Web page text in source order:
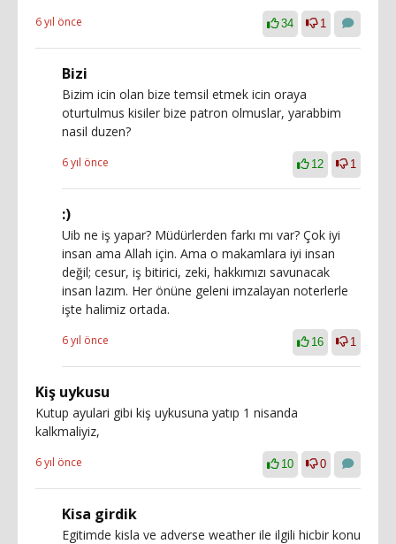
6 yıl önce 34 1
Bizi
Bizim icin olan bize temsil etmek icin oraya
oturtulmus kisiler bize patron olmuslar, yarabbim
nasil duzen?
6 yıl önce 12 1
:)
Uib ne iş yapar? Müdürlerden farkı mı var? Çok iyi
insan ama Allah için. Ama o makamlara iyi insan
değil; cesur, iş bitirici, zeki, hakkımızı savunacak
insan lazım. Her önüne geleni imzalayan noterlerle
işte halimiz ortada.
6 yıl önce 16 1
Kiş uykusu
Kutup ayulari gibi kiş uykusuna yatıp 1 nisanda
kalkmaliyiz,
6 yıl önce 10 0
Kisa girdik
Egitimde kisla ve adverse weather ile ilgili hicbir konu